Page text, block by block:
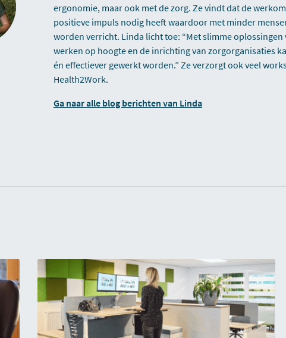
ergonomie, maar ook met de zorg. Ze vindt dat de
positieve impuls nodig heeft waardoor met minder
worden verricht. Linda licht toe: “Met slimme
werken op hoogte en de inrichting van zorgorganisaties
én effectiever gewerkt worden.” Ze verzorgt ook veel
Health2Work.
Ga naar alle blog berichten van Linda